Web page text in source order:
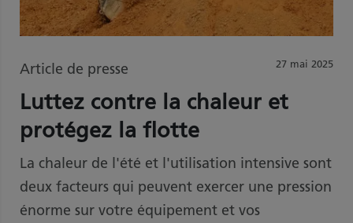
27 mai 2025
Article de presse
Luttez contre la chaleur et
protégez la flotte
La chaleur de l'été et l'utilisation intensive sont
deux facteurs qui peuvent exercer une pression
énorme sur votre équipement et vos